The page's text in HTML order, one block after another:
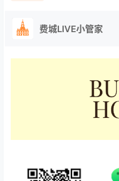
费城LIVE小管家